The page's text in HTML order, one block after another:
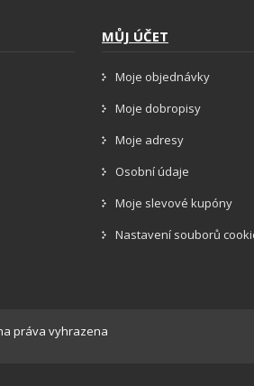
MŮJ ÚČET
Moje objednávky
Moje dobropisy
Moje adresy
Osobní údaje
Moje slevové kupóny
Nastavení souborů
práva vyhrazena